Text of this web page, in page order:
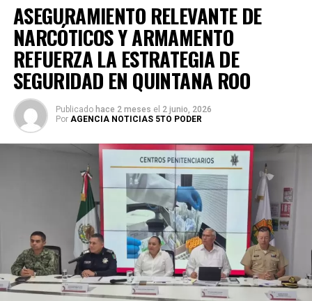
La coordinación tecnológica del C5 y el despliegue
operativo en campo permitieron la recuperación de105
relacionados con reportes de robo o probables
hechos delictivos. Además, se realizaron
24 mil 622
revisiones preventivasa personas y unidades
vehiculares, reforzando la vigilancia en zonas estratégicas
y puntos de alta movilidad.
ASEGURAMIENTO RELEVANTE DE
NARCÓTICOS Y ARMAMENTO
REFUERZA LA ESTRATEGIA DE
SEGURIDAD EN QUINTANA ROO
Publicado hace 2 meses el 2 junio, 2026
Por AGENCIA NOTICIAS 5TO PODER